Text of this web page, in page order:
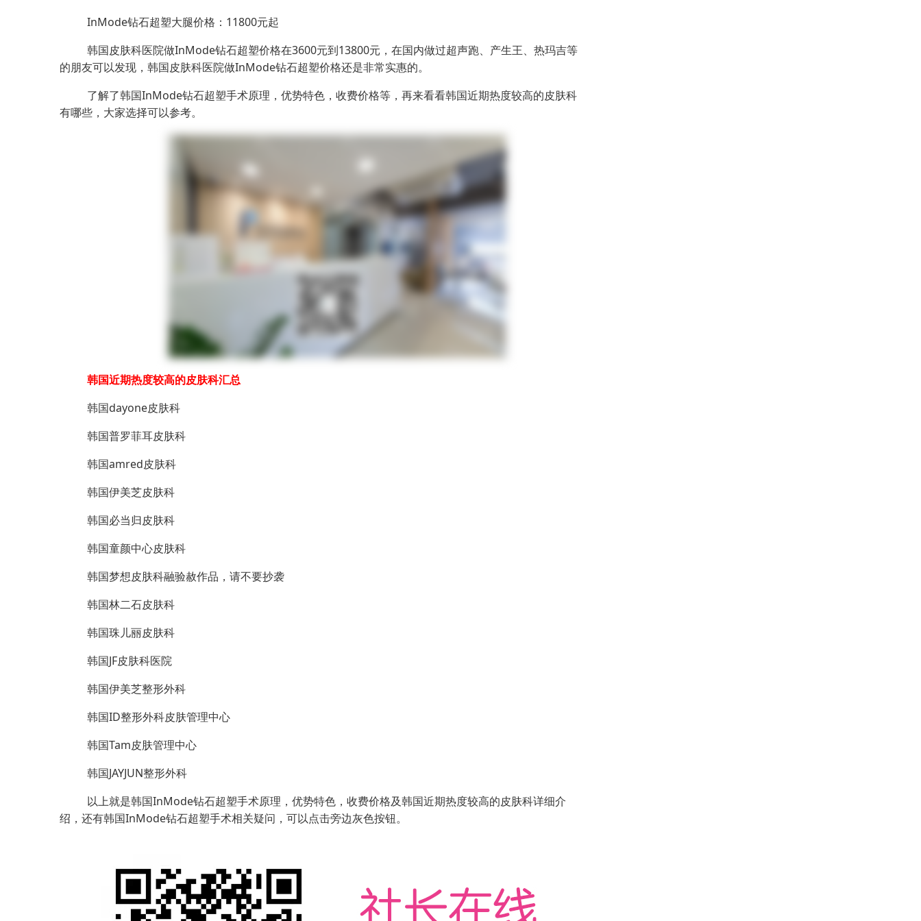
InMode钻石超塑大腿价格：11800元起
韩国皮肤科医院做InMode钻石超塑价格在3600元到13800元，在国内做过超声跑、产生王、热玛吉等
的朋友可以发现，韩国皮肤科医院做InMode钻石超塑价格还是非常实惠的。
了解了韩国InMode钻石超塑手术原理，优势特色，收费价格等，再来看看韩国近期热度较高的皮肤科
有哪些，大家选择可以参考。
韩国近期热度较高的皮肤科汇总
韩国dayone皮肤科
韩国普罗菲耳皮肤科
韩国amred皮肤科
韩国伊美芝皮肤科
韩国必当归皮肤科
韩国童颜中心皮肤科
韩国梦想皮肤科融验赦作品，请不要抄袭
韩国林二石皮肤科
韩国珠儿丽皮肤科
韩国JF皮肤科医院
韩国伊美芝整形外科
韩国ID整形外科皮肤管理中心
韩国Tam皮肤管理中心
韩国JAYJUN整形外科
以上就是韩国InMode钻石超塑手术原理，优势特色，收费价格及韩国近期热度较高的皮肤科详细介
绍，还有韩国InMode钻石超塑手术相关疑问，可以点击旁边灰色按钮。